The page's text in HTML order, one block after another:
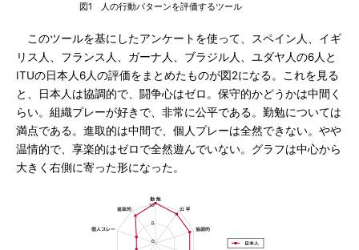
図1 人の行動パターンを評価するツール
このツールを基にしたアンケートを使って、スペイン人、イギ
リス人、フランス人、ガーナ人、ブラジル人、ユダヤ人の6人と
ITUの日本人6人の評価をまとめたものが図2になる。これを見る
と、日本人は協調的で、闘争心はゼロ。保守的かどうかは中間く
らい。組織プレーが好きで、非常に公平である。勤勉については
満点である。進取的は中間で、個人プレーは全然できない。やや
温情的で、享楽的はゼロで全然遊んでいない。グラフは中心から
大きく右側に寄った形になった。